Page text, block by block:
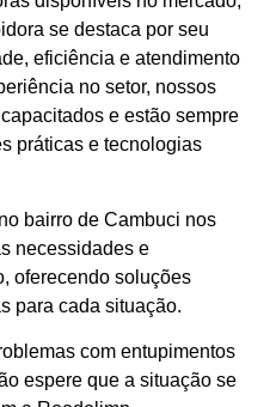
se destaca por seu
eficiência e atendimento
no setor, nossos
e estão sempre
práticas e tecnologias
bairro de Cambuci nos
necessidades e
oferecendo soluções
para cada situação.
com entupimentos
espere que a situação se